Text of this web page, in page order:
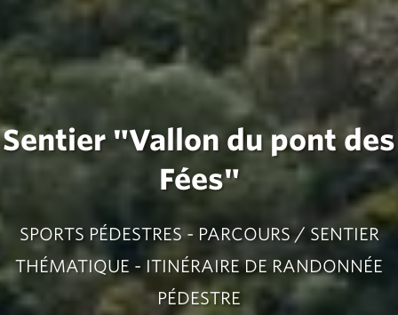
Sentier "Vallon du pont des
Fées"
SPORTS PÉDESTRES - PARCOURS / SENTIER
THÉMATIQUE - ITINÉRAIRE DE RANDONNÉE
PÉDESTRE